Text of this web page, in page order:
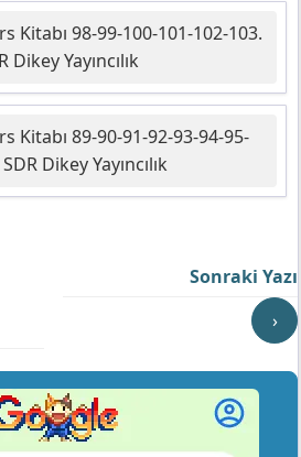
Kitabı 98-99-100-101-102-103.
Dikey Yayıncılık
Kitabı 89-90-91-92-93-94-95-
Dikey Yayıncılık
Sonraki Yazı
›